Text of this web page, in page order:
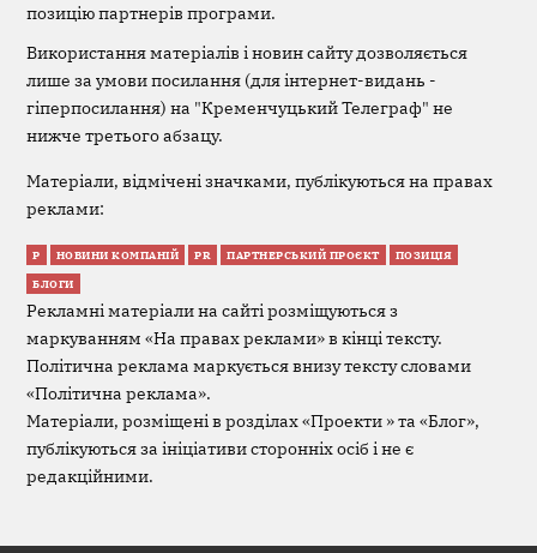
позицію партнерів програми.
Використання матеріалів і новин сайту дозволяється
лише за умови посилання (для інтернет-видань -
гіперпосилання) на "Кременчуцький Телеграф" не
нижче третього абзацу.
Матеріали, відмічені значками, публікуються на правах
реклами:
Р НОВИНИ КОМПАНІЙ PR ПАРТНЕРСЬКИЙ ПРОЄКТ ПОЗИЦІЯ
БЛОГИ
Рекламні матеріали на сайті розміщуються з
маркуванням «На правах реклами» в кінці тексту.
Політична реклама маркується внизу тексту словами
«Політична реклама».
Матеріали, розміщені в розділах «Проекти » та «Блог»,
публікуються за ініціативи сторонніх осіб і не є
редакційними.